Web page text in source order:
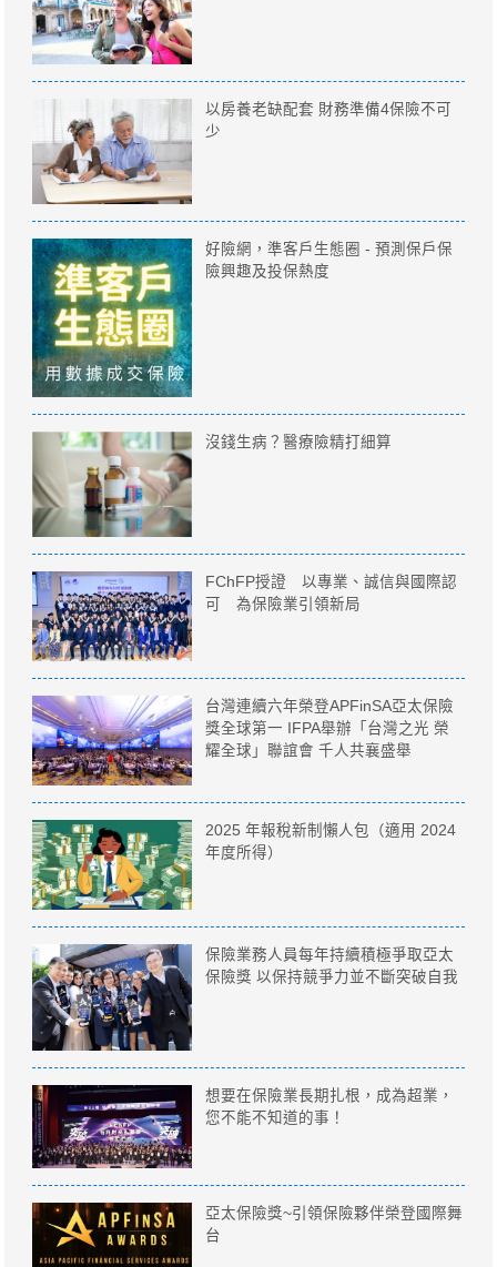
以房養老缺配套 財務準備4保險不可
少
好險網，準客戶生態圈 - 預測保戶保
險興趣及投保熱度
沒錢生病？醫療險精打細算
FChFP授證 以專業、誠信與國際認
可 為保險業引領新局
台灣連續六年榮登APFinSA亞太保險
獎全球第一 IFPA舉辦「台灣之光 榮
耀全球」聯誼會 千人共襄盛舉
2025 年報稅新制懶人包（適用 2024
年度所得）
保險業務人員每年持續積極爭取亞太
保險獎 以保持競爭力並不斷突破自我
想要在保險業長期扎根，成為超業，
您不能不知道的事！
亞太保險獎~引領保險夥伴榮登國際舞
台